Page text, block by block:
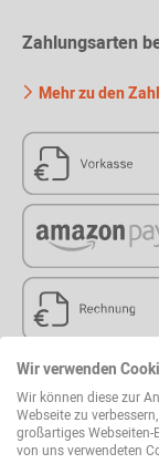
Zahlungsarten
Mehr zu den
Versand
Versandkosten
Wir verwenden
Wir können diese zur
Webseite zu
großartiges
von uns verwendeten